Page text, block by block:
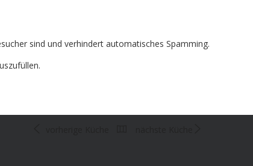
sind und verhindert automatisches Spamming.